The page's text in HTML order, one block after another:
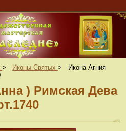
> Иконы Святых >
Икона Агния
) Римская Дева